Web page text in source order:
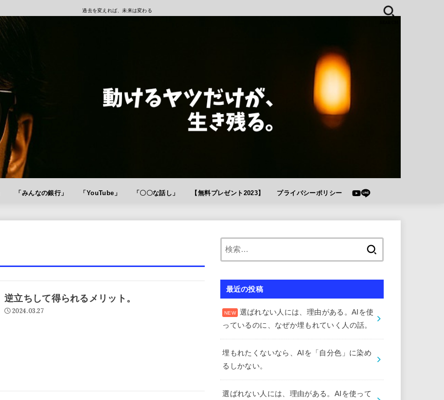
過去を変えれば、未来は変わる
「みんなの銀行」 「YouTube」 「〇〇な話し」 【無料プレゼント2023】 プライバシーポリシー
逆立ちして得られるメリット。
2024.03.27
最近の投稿
選ばれない人には、理由がある。AIを使
っているのに、なぜか埋もれていく人の話。
埋もれたくないなら、AIを「自分色」に染め
るしかない。
選ばれない人には、理由がある。AIを使って